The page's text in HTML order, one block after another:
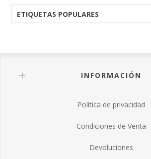
ETIQUETAS POPULARES
INFORMACIÓN
Política de privacidad
Condiciones de Venta
Devoluciones